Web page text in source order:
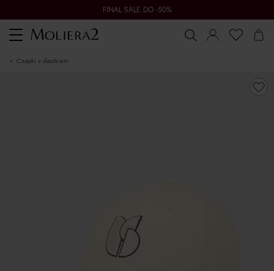
FINAL SALE DO -50%
Toggle
navigation
czapki z daszkiem